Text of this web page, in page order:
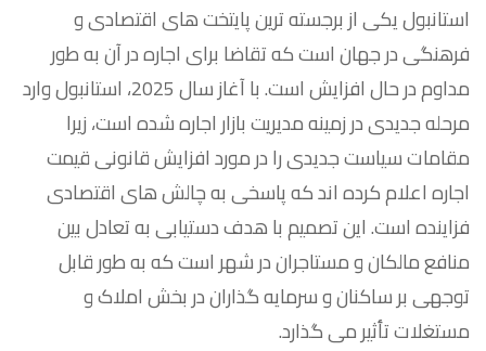
استانبول یکی از برجسته ترین پایتخت های اقتصادی و
فرهنگی در جهان است که تقاضا برای اجاره در آن به طور
مداوم در حال افزایش است. با آغاز سال 2025، استانبول وارد
مرحله جدیدی در زمینه مدیریت بازار اجاره شده است، زیرا
مقامات سیاست جدیدی را در مورد افزایش قانونی قیمت
اجاره اعلام کرده اند که پاسخی به چالش های اقتصادی
فزاینده است. این تصمیم با هدف دستیابی به تعادل بین
منافع مالکان و مستاجران در شهر است که به طور قابل
توجهی بر ساکنان و سرمایه گذاران در بخش املاک و
مستغلات تأثیر می گذارد.